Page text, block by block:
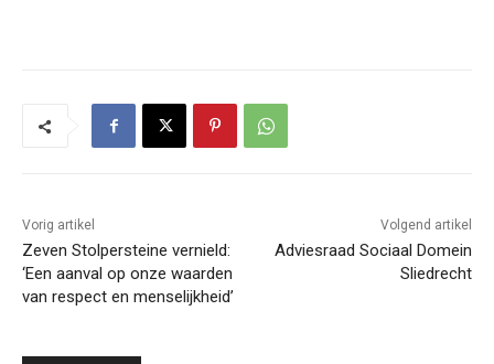
Vorig artikel
Zeven Stolpersteine vernield:
‘Een aanval op onze waarden
van respect en menselijkheid’
Volgend artikel
Adviesraad Sociaal Domein
Sliedrecht